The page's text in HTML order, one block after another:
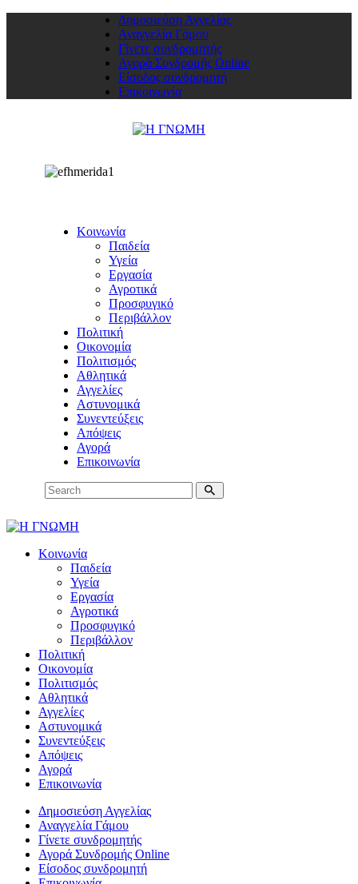
Δημοσιεύση Αγγελίας
Αναγγελία Γάμου
Γίνετε συνδρομητής
Αγορά Συνδρομής Online
Είσοδος συνδρομητή
Επικοινωνία
Κοινωνία
Παιδεία
Υγεία
Εργασία
Αγροτικά
Προσφυγικό
Περιβάλλον
Πολιτική
Οικονομία
Πολιτισμός
Αθλητικά
Αγγελίες
Αστυνομικά
Συνεντεύξεις
Απόψεις
Αγορά
Επικοινωνία
Κοινωνία
Παιδεία
Υγεία
Εργασία
Αγροτικά
Προσφυγικό
Περιβάλλον
Πολιτική
Οικονομία
Πολιτισμός
Αθλητικά
Αγγελίες
Αστυνομικά
Συνεντεύξεις
Απόψεις
Αγορά
Επικοινωνία
Δημοσιεύση Αγγελίας
Αναγγελία Γάμου
Γίνετε συνδρομητής
Αγορά Συνδρομής Online
Είσοδος συνδρομητή